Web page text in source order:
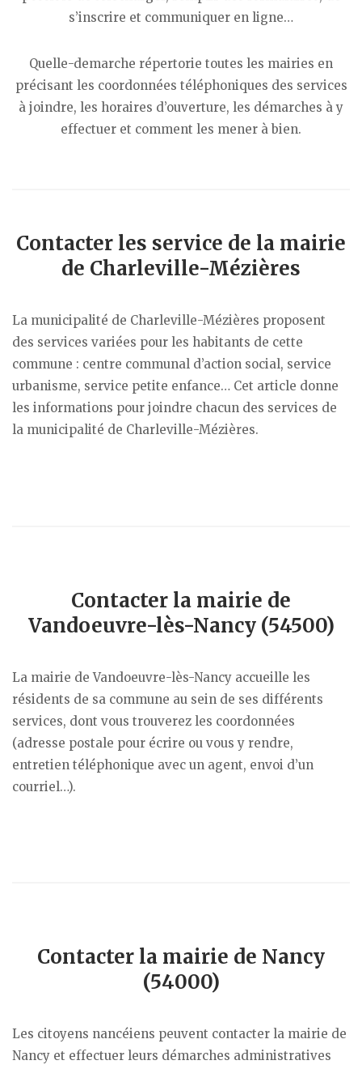
s’inscrire et communiquer en ligne…
Quelle-demarche répertorie toutes les mairies en
précisant les coordonnées téléphoniques des services
à joindre, les horaires d’ouverture, les démarches à y
effectuer et comment les mener à bien.
Contacter les service de la mairie
de Charleville-Mézières
La municipalité de Charleville-Mézières proposent
des services variées pour les habitants de cette
commune : centre communal d’action social, service
urbanisme, service petite enfance… Cet article donne
les informations pour joindre chacun des services de
la municipalité de Charleville-Mézières.
Contacter la mairie de
Vandoeuvre-lès-Nancy (54500)
La mairie de Vandoeuvre-lès-Nancy accueille les
résidents de sa commune au sein de ses différents
services, dont vous trouverez les coordonnées
(adresse postale pour écrire ou vous y rendre,
entretien téléphonique avec un agent, envoi d’un
courriel…).
Contacter la mairie de Nancy
(54000)
Les citoyens nancéiens peuvent contacter la mairie de
Nancy et effectuer leurs démarches administratives